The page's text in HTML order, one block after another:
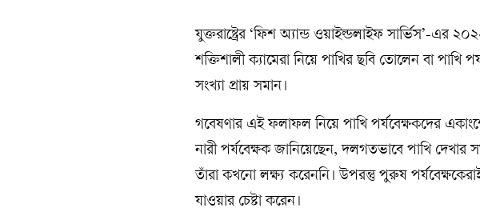
যুক্তরাষ্ট্রের ‘ফিশ অ্যান্ড ওয়াইল্ডলাইফ সার্ভিস’-এর
শক্তিশালী ক্যামেরা নিয়ে পাখির ছবি তোলেন বা পাখি
সংখ্যা প্রায় সমান।
গবেষণার এই ফলাফল নিয়ে পাখি পর্যবেক্ষকদের
নারী পর্যবেক্ষক জানিয়েছেন, দলগতভাবে পাখি
তাঁরা কখনো লক্ষ্য করেননি। উপরন্তু পুরুষ
যাওয়ার চেষ্টা করেন।